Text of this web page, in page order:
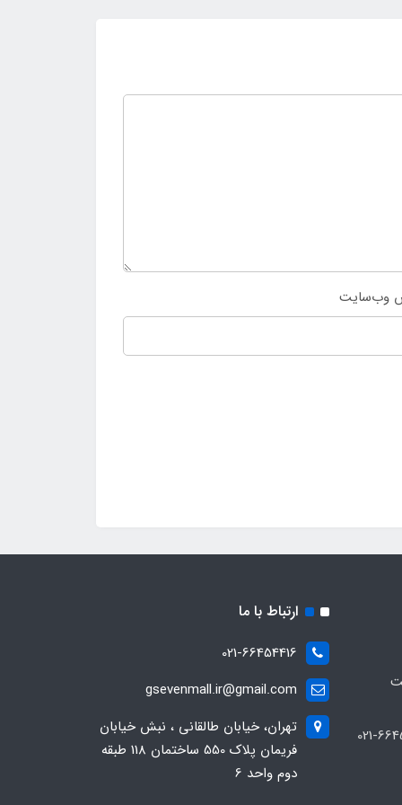
وب‌سایت
ارتباط با ما
021-66454416
gsevenmall.ir@gmail.com
تهران، خیابان طالقانی ، نبش خیابان
فریمان پلاک 550 ساختمان 118 طبقه
دوم واحد 6